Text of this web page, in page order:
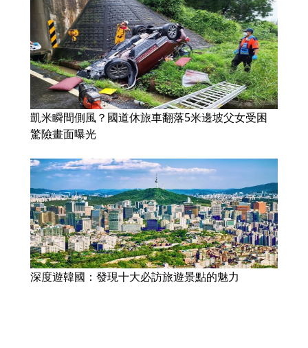
凱米瞬間側風？國道休旅車翻落5米邊坡父女受困
驚險畫面曝光
深度遊韓國：發現十大必訪旅遊景點的魅力